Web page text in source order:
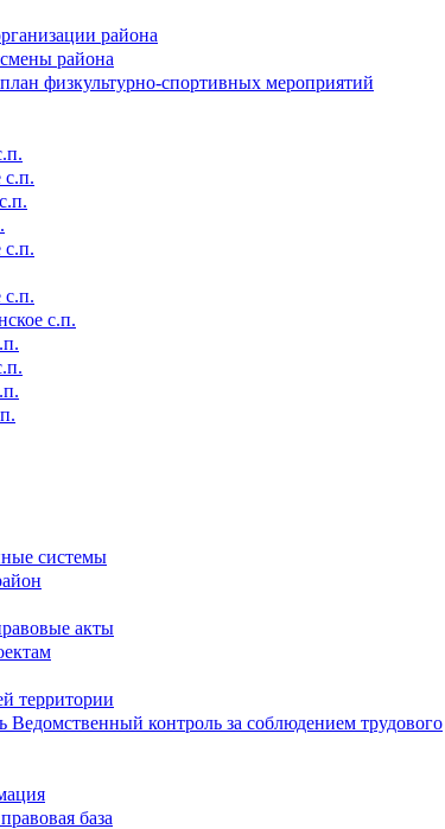
района
района
физкультурно-спортивных мероприятий
с.п.
с.п.
с.п.
с.п.
системы
акты
территории
Ведомственный контроль за соблюдением трудового
база